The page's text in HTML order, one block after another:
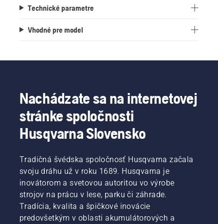
Technické parametre
Vhodné pre model
Nachádzate sa na internetovej
stránke spoločnosti
Husqvarna Slovensko
Tradičná švédska spoločnosť Husqvarna začala
svoju dráhu už v roku 1689. Husqvarna je
inovátorom a svetovou autoritou vo výrobe
strojov na prácu v lese, parku či záhrade.
Tradícia, kvalita a špičkové inovácie
predovšetkým v oblasti akumulátorových a